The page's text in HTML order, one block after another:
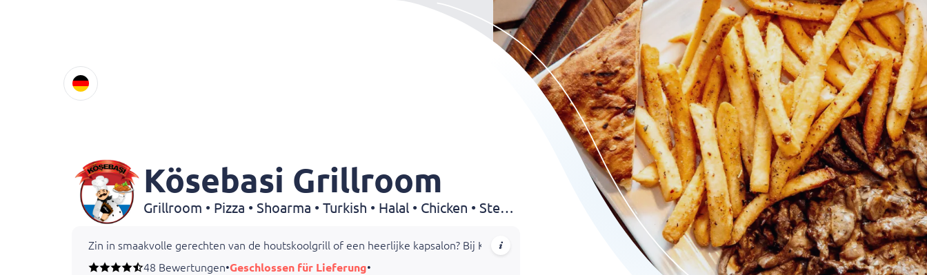
Kösebasi Grillroom
Grillroom • Pizza • Shoarma • Turkish • Halal • Chicken • Steak • Dürüm • Kebab • Kapsalon • BBQ • Drinks
Zin in smaakvolle gerechten van de houtskoolgrill of een heerlijke kapsalon? Bij Kösebasi Grillroom in Zaandam proef je de authentieke smaken van de Turkse keuken én
48 Bewertungen•Geschlossen für Lieferung•